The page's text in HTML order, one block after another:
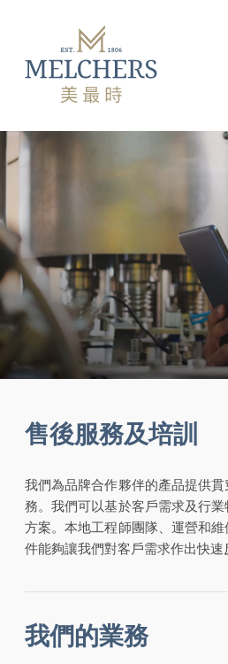
售後服務及培訓
我們為品牌合作夥伴的產品提供
務。我們可以基於客戶需求及行
方案。本地工程師團隊、運營和
件能夠讓我們對客戶需求作出快速
我們的業務